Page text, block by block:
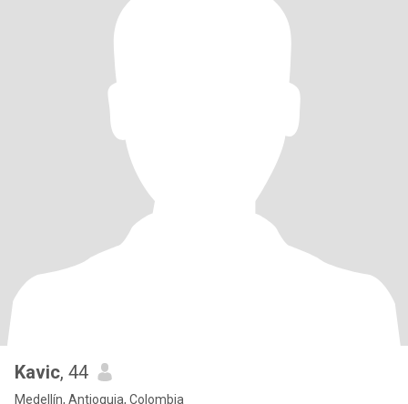
Kavic, 44
Medellín, Antioquia, Colombia